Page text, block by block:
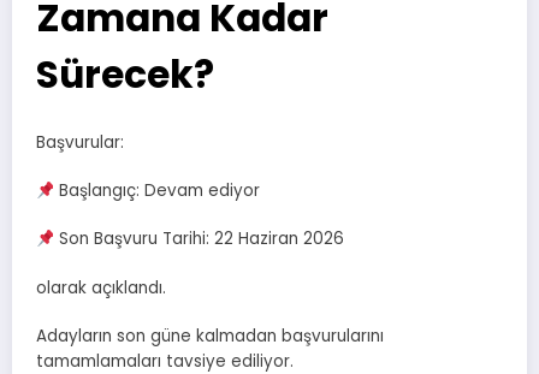
Zamana Kadar
Sürecek?
Başvurular:
Başlangıç: Devam ediyor
Son Başvuru Tarihi: 22 Haziran 2026
olarak açıklandı.
Adayların son güne kalmadan başvurularını
tamamlamaları tavsiye ediliyor.